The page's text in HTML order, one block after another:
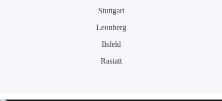
Stuttgart
Leonberg
Ilsfeld
Rastatt